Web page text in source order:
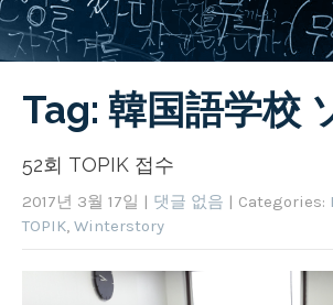
Tag: 韓国語学校
52회 TOPIK 접수
2017년 3월 17일 | 댓글 없음 | Categories:
TOPIK, Winterstory